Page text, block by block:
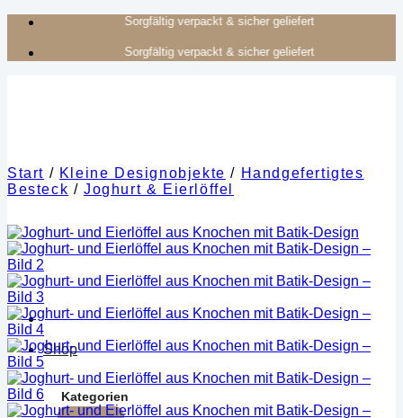
Zum
springen
Authentisches Kunsthandwerk aus Afrika
Authentisches Kunsthandwerk aus Afrika
Shop
Kategorien
Start / Kleine Designobjekte / Handgefertigtes
Besteck / Joghurt & Eierlöffel